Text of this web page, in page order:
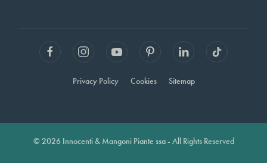
Privacy Policy Cookies Sitemap
© 2026 Innocenti & Mangoni Piante ssa - All Rights Reserved